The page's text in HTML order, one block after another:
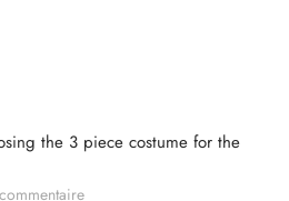
the 3 piece costume for the